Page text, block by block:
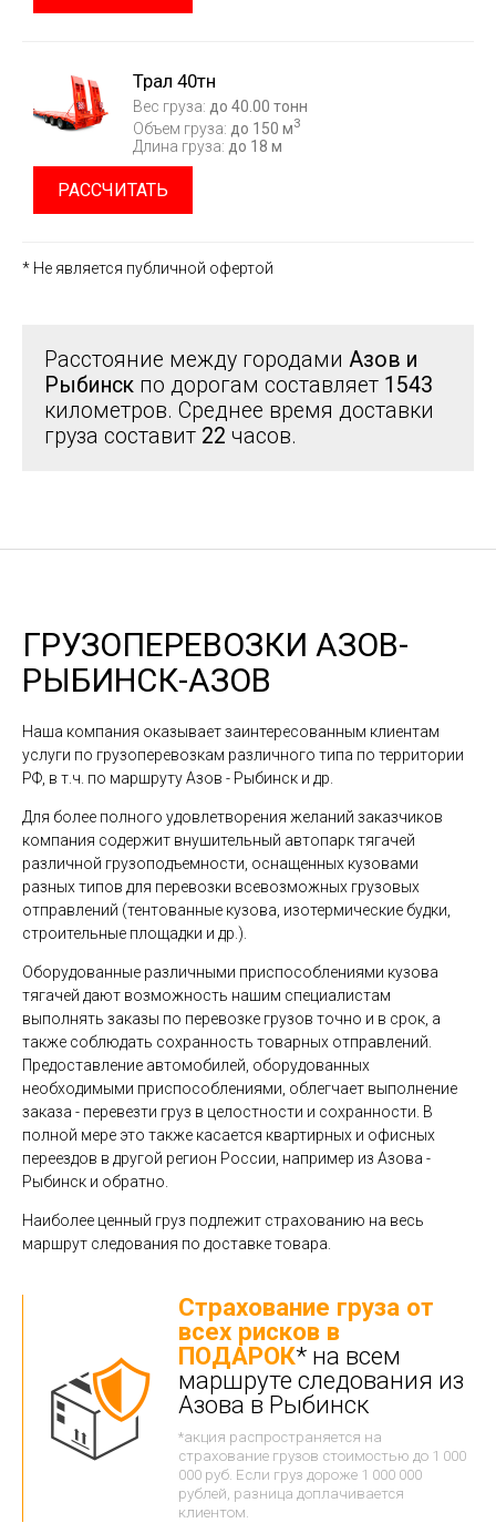
Трал 40тн
Вес груза: до 40.00 тонн
Объем груза: до 150 м3
Длина груза: до 18 м
РАССЧИТАТЬ
* Не является публичной офертой
Расстояние между городами Азов и
Рыбинск по дорогам составляет 1543
километров. Среднее время доставки
груза составит 22 часов.
ГРУЗОПЕРЕВОЗКИ АЗОВ-
РЫБИНСК-АЗОВ
Наша компания оказывает заинтересованным клиентам
услуги по грузоперевозкам различного типа по территории
РФ, в т.ч. по маршруту Азов - Рыбинск и др.
Для более полного удовлетворения желаний заказчиков
компания содержит внушительный автопарк тягачей
различной грузоподъемности, оснащенных кузовами
разных типов для перевозки всевозможных грузовых
отправлений (тентованные кузова, изотермические будки,
строительные площадки и др.).
Оборудованные различными приспособлениями кузова
тягачей дают возможность нашим специалистам
выполнять заказы по перевозке грузов точно и в срок, а
также соблюдать сохранность товарных отправлений.
Предоставление автомобилей, оборудованных
необходимыми приспособлениями, облегчает выполнение
заказа - перевезти груз в целостности и сохранности. В
полной мере это также касается квартирных и офисных
переездов в другой регион России, например из Азова -
Рыбинск и обратно.
Наиболее ценный груз подлежит страхованию на весь
маршрут следования по доставке товара.
Страхование груза от
всех рисков в
ПОДАРОК* на всем
маршруте следования из
Азова в Рыбинск
*акция распространяется на
страхование грузов стоимостью до 1 000
000 руб. Если груз дороже 1 000 000
рублей, разница доплачивается
клиентом.